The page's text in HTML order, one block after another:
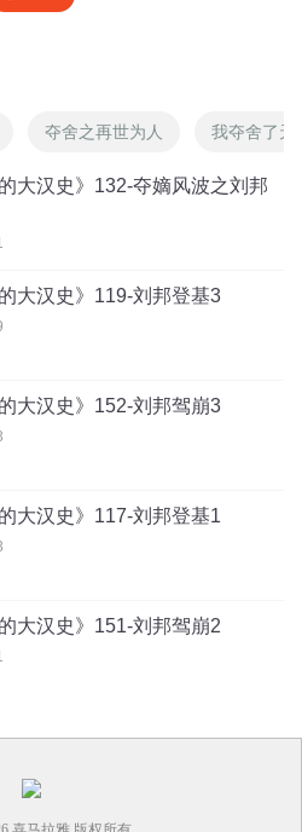
夺舍之再世为人 我夺舍了天
大汉史》132-夺嫡风波之刘邦
大汉史》119-刘邦登基3
大汉史》152-刘邦驾崩3
大汉史》117-刘邦登基1
大汉史》151-刘邦驾崩2